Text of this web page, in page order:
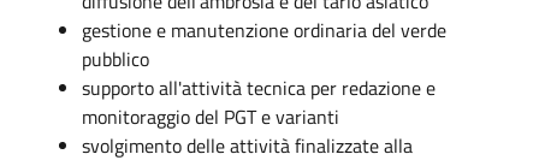
gestione e manutenzione ordinaria del verde
pubblico
supporto all'attività tecnica per redazione e
monitoraggio del PGT e varianti
svolgimento delle attività finalizzate alla